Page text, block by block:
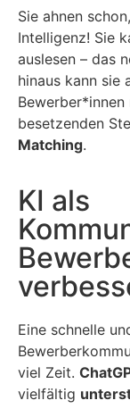
Sie ahnen
Intelligenz! Sie
auslesen – das
hinaus kann sie
besetzenden
Matching.
KI als
Eine schnelle
viel Zeit.
vielfältig